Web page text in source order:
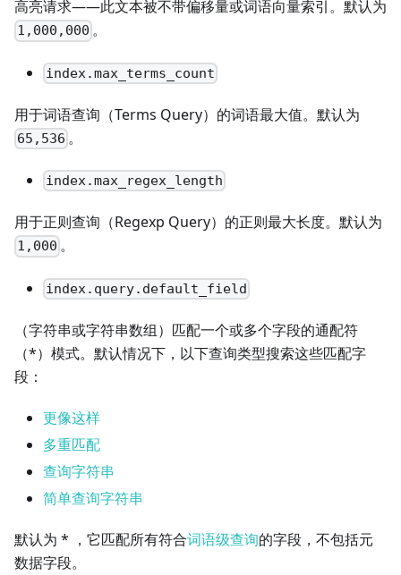
高亮请求——此文本被不带偏移量或词语向量索引。默认为
1,000,000 。
index.max_terms_count
用于词语查询（Terms Query）的词语最大值。默认为
65,536 。
index.max_regex_length
用于正则查询（Regexp Query）的正则最大长度。默认为
1,000 。
index.query.default_field
（字符串或字符串数组）匹配一个或多个字段的通配符
（*）模式。默认情况下，以下查询类型搜索这些匹配字
段：
更像这样
多重匹配
查询字符串
简单查询字符串
默认为 * ，它匹配所有符合词语级查询的字段，不包括元
数据字段。